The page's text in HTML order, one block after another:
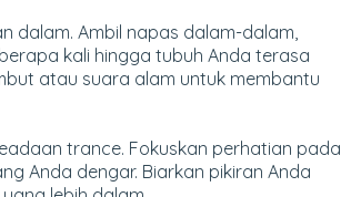
dalam. Ambil napas dalam-dalam,
kali hingga tubuh Anda terasa
atau suara alam untuk membantu
trance. Fokuskan perhatian pada
Anda dengar. Biarkan pikiran Anda